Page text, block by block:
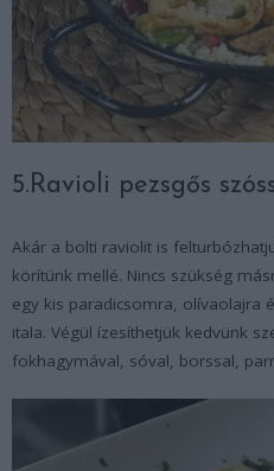
5.Ravioli pezsgős
Akár a bolti raviolit is
körítünk mellé. Nincs szükség
egy kis paradicsomra, olívaolajra
itala. Végül ízesíthetjük kedvünk
fokhagymával, sóval, borssal,